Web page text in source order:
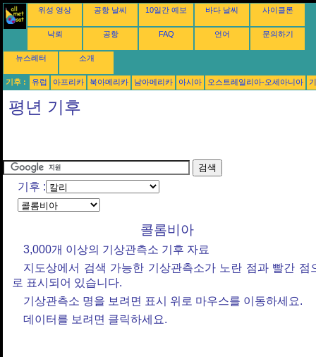
위성 영상 공항 날씨 10일간 예보 바다 날씨 사이클론
낙뢰 공항 FAQ 언어 문의하기
뉴스레터 소개
기후 : 유럽 아프리카 북아메리카 남아메리카 아시아 오스트레일리아-오세아니아
평년 기후
기후 :
콜롬비아
3,000개 이상의 기상관측소 기후 자료
지도상에서 검색 가능한 기상관측소가 노란 점과 빨간 점
로 표시되어 있습니다.
기상관측소 명을 보려면 표시 위로 마우스를 이동하세요.
데이터를 보려면 클릭하세요.